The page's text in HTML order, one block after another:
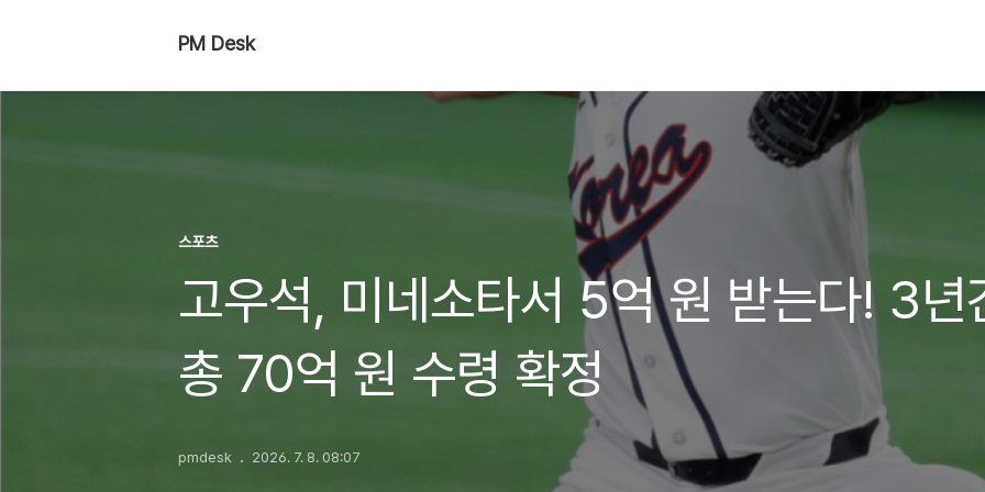
PM Desk
스포츠
고우석, 미네소타서 5억 원 받는다! 3년
총 70억 원 수령 확정
pmdesk 2026. 7. 8. 08:07